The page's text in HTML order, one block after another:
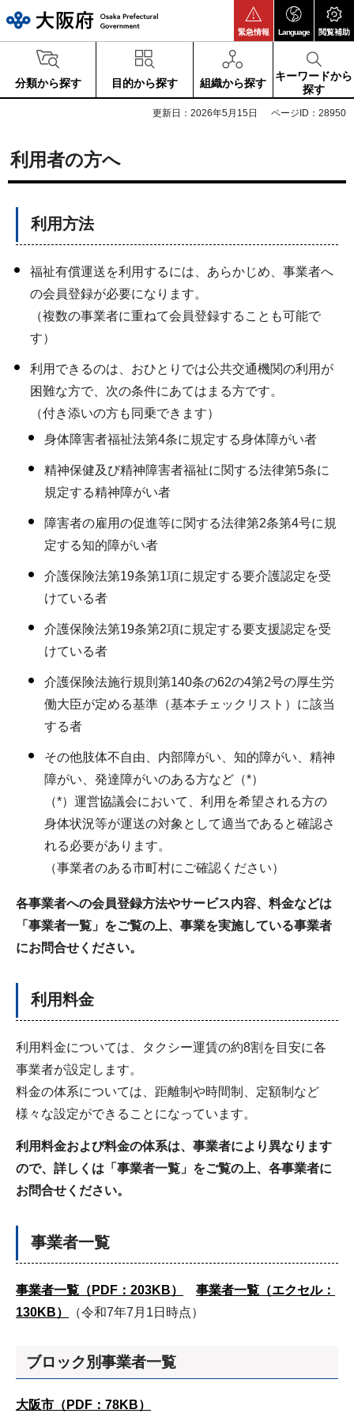
緊急情報 Language 閲覧補助
分類から探す 目的から探す 組織から探す
キーワードから
探す
更新日：2026年5月15日 ページID：28950
利用者の方へ
利用方法
福祉有償運送を利用するには、あらかじめ、事業者へ
の会員登録が必要になります。
（複数の事業者に重ねて会員登録することも可能で
す）
利用できるのは、おひとりでは公共交通機関の利用が
困難な方で、次の条件にあてはまる方です。
（付き添いの方も同乗できます）
身体障害者福祉法第4条に規定する身体障がい者
精神保健及び精神障害者福祉に関する法律第5条に
規定する精神障がい者
障害者の雇用の促進等に関する法律第2条第4号に規
定する知的障がい者
介護保険法第19条第1項に規定する要介護認定を受
けている者
介護保険法第19条第2項に規定する要支援認定を受
けている者
介護保険法施行規則第140条の62の4第2号の厚生労
働大臣が定める基準（基本チェックリスト）に該当
する者
その他肢体不自由、内部障がい、知的障がい、精神
障がい、発達障がいのある方など（*）
（*）運営協議会において、利用を希望される方の
身体状況等が運送の対象として適当であると確認さ
れる必要があります。
（事業者のある市町村にご確認ください）
各事業者への会員登録方法やサービス内容、料金などは
「事業者一覧」をご覧の上、事業を実施している事業者
にお問合せください。
利用料金
利用料金については、タクシー運賃の約8割を目安に各
事業者が設定します。
料金の体系については、距離制や時間制、定額制など
様々な設定ができることになっています。
利用料金および料金の体系は、事業者により異なります
ので、詳しくは「事業者一覧」をご覧の上、各事業者に
お問合せください。
事業者一覧
事業者一覧（PDF：203KB）
事業者一覧（エクセル：
130KB）
（令和7年7月1日時点）
ブロック別事業者一覧
大阪市（PDF：78KB）